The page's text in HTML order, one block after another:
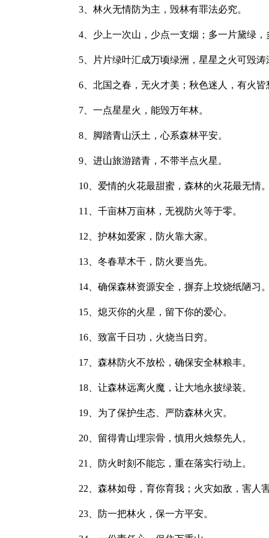
3、林火无情防为主，毁林有罪法必究。
4、少上一次山，少点一支烟；多一片黛绿，
5、片片绿叶汇成万顷绿洲，星星之火可毁涛
6、北国之春，无火才美；秋色迷人，有火皆
7、一点星星火，能毁万年林。
8、脚踏青山沃土，心系森林平安。
9、进山旅游踏青，不带半点火星。
10、爱情的火花最甜蜜，森林的火花最无情。
11、千亩林万亩林，无视防火等于零。
12、护林如爱家，防火靠大家。
13、冬春草木干，防火要当先。
14、确保森林资源安全，摒弃上坟烧纸陋习。
15、熄灭你的火星，留下你的爱心。
16、致富千日功，火烧当日穷。
17、森林防火不放松，确保安全林粮丰。
18、让森林远离火魔，让大地永披绿装。
19、为了保护生态、严防森林火灾。
20、留得青山埋宗骨，慎用火烛祭先人。
21、防火时刻不能忘，重在落实行动上。
22、森林如母，育你育我；火灾如敌，害人害
23、防一把林火，保一方平安。